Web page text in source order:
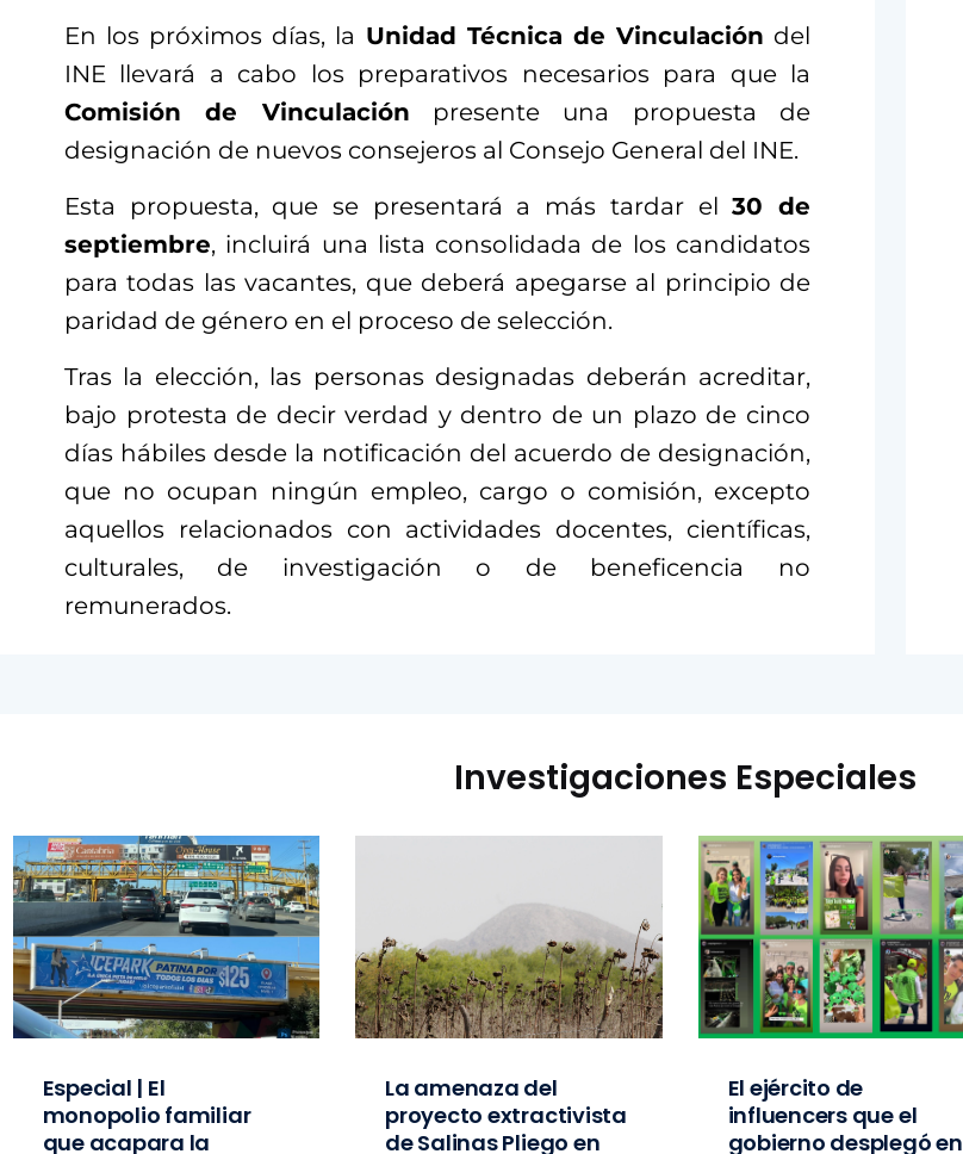
En los próximos días, la Unidad Técnica de Vinculación del
INE llevará a cabo los preparativos necesarios para que la
Comisión de Vinculación presente una propuesta de
designación de nuevos consejeros al Consejo General del INE.
Esta propuesta, que se presentará a más tardar el30 de
septiembre, incluirá una lista consolidada de los candidatos
para todas las vacantes, que deberá apegarse al principio de
paridad de género en el proceso de selección.
Tras la elección, las personas designadas deberán acreditar,
bajo protesta de decir verdad y dentro de un plazo de cinco
días hábiles desde la notificación del acuerdo de designación,
que no ocupan ningún empleo, cargo o comisión, excepto
aquellos relacionados con actividades docentes, científicas,
culturales, de investigación o de beneficencia no
remunerados.
Investigaciones Especiales
Especial | El
monopolio familiar
que acapara la
La amenaza del
proyecto extractivista
de Salinas Pliego en
El ejército de
influencers que el
gobierno desplegó en